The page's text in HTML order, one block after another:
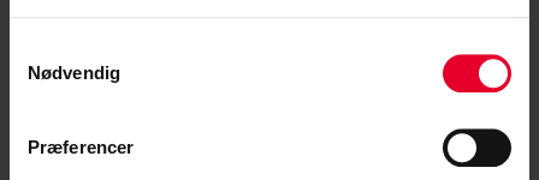
Nødvendig
Præferencer
Krigen i Ukraine har gjort droner til en vigtig del af
Læs mere »